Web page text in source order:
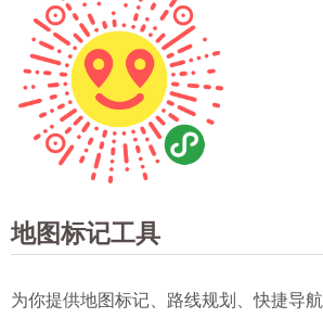
地图标记工具
为你提供地图标记、路线规划、快捷导航